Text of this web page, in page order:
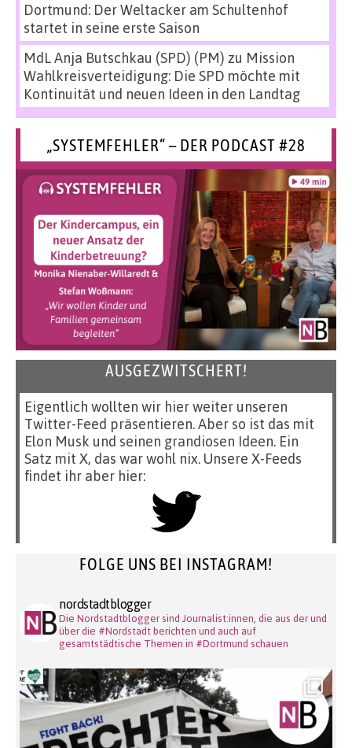
Dortmund: Der Weltacker am Schultenhof
startet in seine erste Saison
MdL Anja Butschkau (SPD) (PM) zu Mission
Wahlkreisverteidigung: Die SPD möchte mit
Kontinuität und neuen Ideen in den Landtag
„SYSTEMFEHLER“ – DER PODCAST #28
AUSGEZWITSCHERT!
Eigentlich wollten wir hier weiter unseren
Twitter-Feed präsentieren. Aber so ist das mit
Elon Musk und seinen grandiosen Ideen. Ein
Satz mit X, das war wohl nix. Unsere X-Feeds
findet ihr aber hier:
FOLGE UNS BEI INSTAGRAM!
nordstadtblogger
Die Nordstadtblogger sind Journalist:innen, die aus der und
über die #Nordstadt berichten und auch auf
gesamtstädtische Themen in #Dortmund schauen